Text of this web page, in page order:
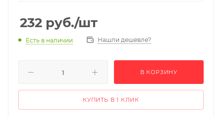
232 руб./шт
Есть в наличии Нашли дешевле?
В КОРЗИНУ
КУПИТЬ В 1 КЛИК